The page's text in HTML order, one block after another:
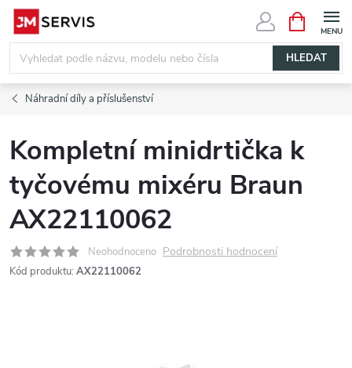
Přejít
obsah
HLEDAT
NÁKUPNÍ
KOŠÍK
Náhradní díly a příslušenství
Kompletní minidrtička k
tyčovému mixéru Braun
AX22110062
Neohodnoceno Podrobnosti hodnocení
Kód produktu: AX22110062